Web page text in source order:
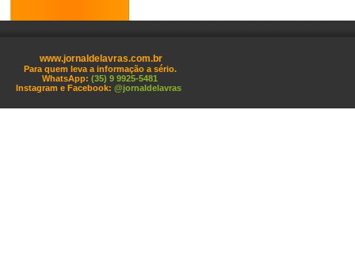
www.jornaldelavras.com.br
Para quem leva a informação a sério.
WhatsApp: (35) 9 9925-5481
Instagram e Facebook: @jornaldelavras